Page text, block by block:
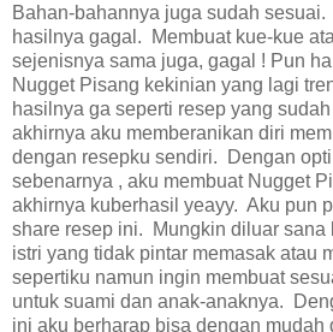
Bahan-bahannya juga sudah
hasilnya gagal. Membuat kue-kue
sejenisnya sama juga, gagal ! Pun
Nugget Pisang kekinian yang lagi
hasilnya ga seperti resep yang
akhirnya aku memberanikan diri
dengan resepku sendiri. Dengan
sebenarnya , aku membuat Nugget
akhirnya kuberhasil yeayy. Aku pun
share resep ini. Mungkin diluar sana
istri yang tidak pintar memasak atau
sepertiku namun ingin membuat
untuk suami dan anak-anaknya.
ini aku berharap bisa dengan mudah